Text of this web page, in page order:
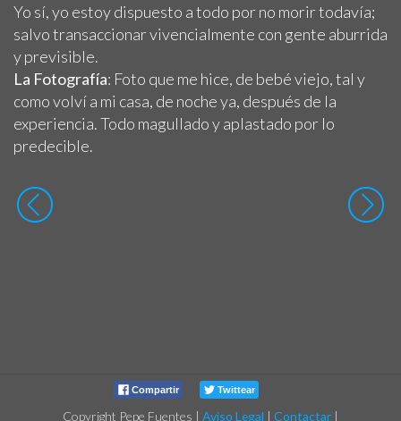
Yo sí, yo estoy dispuesto a todo por no morir todavía;
salvo transaccionar vivencialmente con gente aburrida
y previsible.
La Fotografía: Foto que me hice, de bebé viejo, tal y
como volví a mi casa, de noche ya, después de la
experiencia. Todo magullado y aplastado por lo
predecible.
Compartir Twittear
Copyright Pepe Fuentes | Aviso Legal | Contactar |